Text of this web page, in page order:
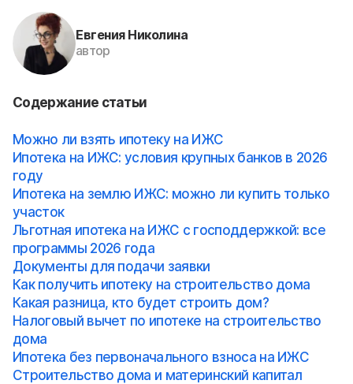
Евгения Николина
автор
Содержание статьи
Можно ли взять ипотеку на ИЖС
Ипотека на ИЖС: условия крупных банков в 2026
году
Ипотека на землю ИЖС: можно ли купить только
участок
Льготная ипотека на ИЖС с господдержкой: все
программы 2026 года
Документы для подачи заявки
Как получить ипотеку на строительство дома
Какая разница, кто будет строить дом?
Налоговый вычет по ипотеке на строительство
дома
Ипотека без первоначального взноса на ИЖС
Строительство дома и материнский капитал